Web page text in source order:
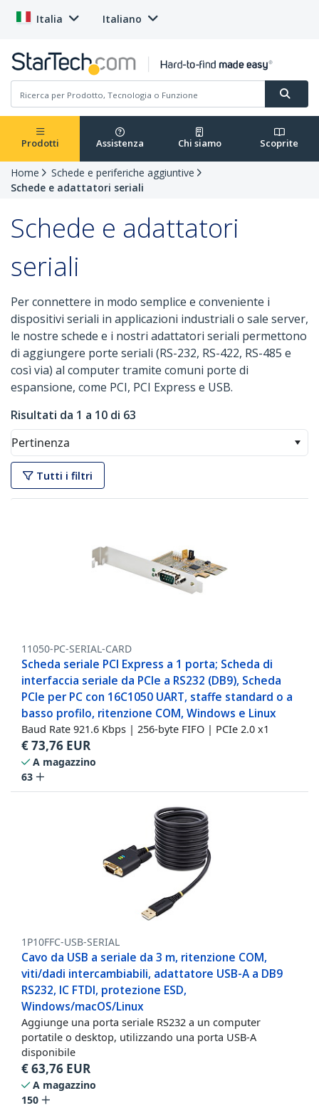
Italia Italiano
Prodotti Assistenza Chi siamo Scoprite
Home
Schede e periferiche aggiuntive
Schede e adattatori seriali
Schede e adattatori
seriali
Per connettere in modo semplice e conveniente i
dispositivi seriali in applicazioni industriali o sale server,
le nostre schede e i nostri adattatori seriali permettono
di aggiungere porte seriali (RS-232, RS-422, RS-485 e
così via) al computer tramite comuni porte di
espansione, come PCI, PCI Express e USB.
Risultati da 1 a 10 di 63
Pertinenza
Tutti i filtri
11050-PC-SERIAL-CARD
Scheda seriale PCI Express a 1 porta; Scheda di
interfaccia seriale da PCIe a RS232 (DB9), Scheda
PCIe per PC con 16C1050 UART, staffe standard o a
basso profilo, ritenzione COM, Windows e Linux
Baud Rate 921.6 Kbps | 256-byte FIFO | PCIe 2.0 x1
€73,76 EUR
A magazzino
63
1P10FFC-USB-SERIAL
Cavo da USB a seriale da 3 m, ritenzione COM,
viti/dadi intercambiabili, adattatore USB-A a DB9
RS232, IC FTDI, protezione ESD,
Windows/macOS/Linux
Aggiunge una porta seriale RS232 a un computer
portatile o desktop, utilizzando una porta USB-A
disponibile
€63,76 EUR
A magazzino
150